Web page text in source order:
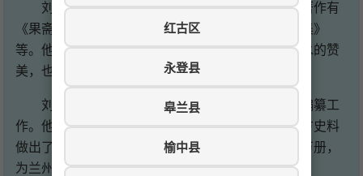
红古区
永登县
皋兰县
榆中县
刘尔炘还是一位多产的学者，著述丰富。主要著作有
《果斋日记》《兰州五泉山修建记》《拙修子诗文集》
等。他的诗文格调高雅，内容丰富，既有对兰州山水的赞
美，也有对时事的评论，还有对教育的思考。
刘尔炘关心地方文化建设，积极参与地方志的编纂工
作。他主持编纂了《皋兰县新志》，为保存兰州地方史料
做出了贡献。他还创办了兰州图书馆，收藏图书数万册，
为兰州的文化事业发展奠定了基础。